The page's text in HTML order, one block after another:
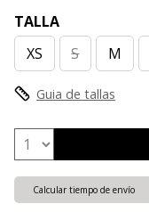
TALLA
XS
S M
Guia de tallas
Calcular tiempo de envío